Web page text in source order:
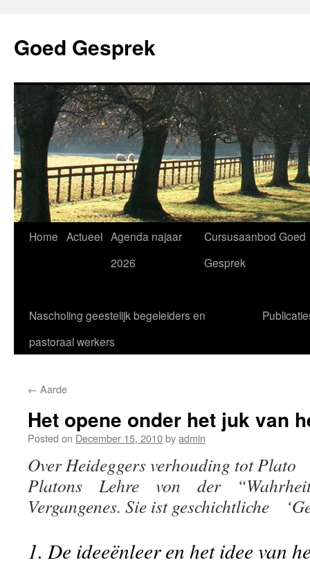
content
Goed Gesprek
Home Actueel Agenda najaar
2026
Cursusaanbod Goed
Gesprek
Nascholing geestelijk begeleiders en
pastoraal werkers
← Aarde
Het opene onder het juk van
Posted on December 15, 2010byadmin
Over Heideggers verhouding tot Plato
Platons Lehre von der
Vergangenes. Sie ist geschichtliche
1. De ideeënleer en het idee van